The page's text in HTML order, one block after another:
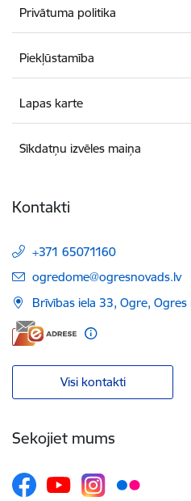
Privātuma politika
Piekļūstamība
Lapas karte
Sīkdatņu izvēles maiņa
Kontakti
+371 65071160
E-pasts:
ogredome@ogresnovads.lv
Brīvības iela 33, Ogre,
Visi kontakti
Sekojiet mums